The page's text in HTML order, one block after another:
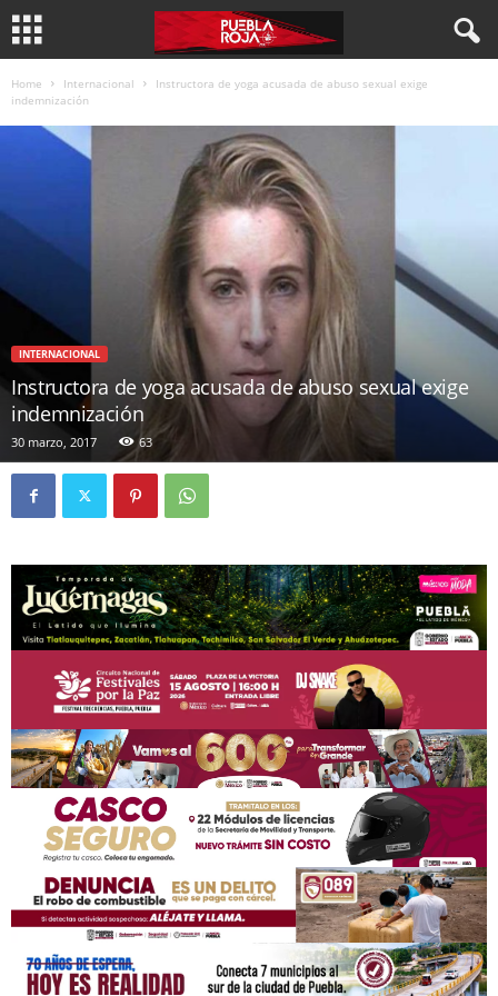
Home Internacional
Instructora de yoga acusada de abuso sexual exige
indemnización
INTERNACIONAL
Instructora de yoga acusada de abuso sexual exige
indemnización
30 marzo, 2017 63